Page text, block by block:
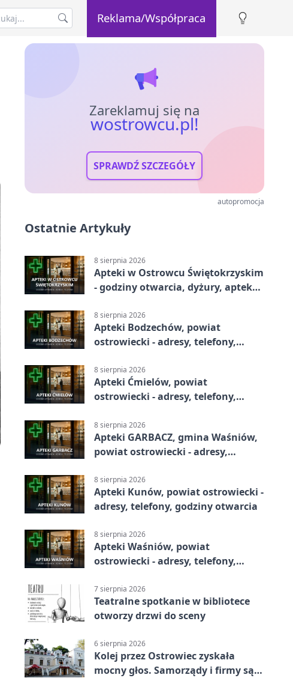
Reklama/Współpraca
Zareklamuj się na
wostrowcu.pl!
SPRAWDŹ SZCZEGÓŁY
autopromocja
Ostatnie Artykuły
8 sierpnia 2026
Apteki w Ostrowcu Świętokrzyskim
- godziny otwarcia, dyżury, apteka
8 sierpnia 2026
Apteki Bodzechów, powiat
ostrowiecki - adresy, telefony,
8 sierpnia 2026
Apteki Ćmielów, powiat
ostrowiecki - adresy, telefony,
8 sierpnia 2026
Apteki GARBACZ, gmina Waśniów,
powiat ostrowiecki - adresy,
8 sierpnia 2026
Apteki Kunów, powiat ostrowiecki -
adresy, telefony, godziny otwarcia
8 sierpnia 2026
Apteki Waśniów, powiat
ostrowiecki - adresy, telefony,
7 sierpnia 2026
Teatralne spotkanie w bibliotece
otworzy drzwi do sceny
6 sierpnia 2026
Kolej przez Ostrowiec zyskała
mocny głos. Samorządy i firmy są